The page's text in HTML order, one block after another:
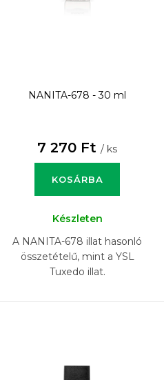
NANITA-678 - 30 ml
7 270 Ft / ks
KOSÁRBA
Készleten
A NANITA-678 illat hasonló
összetételű, mint a YSL
Tuxedo illat.